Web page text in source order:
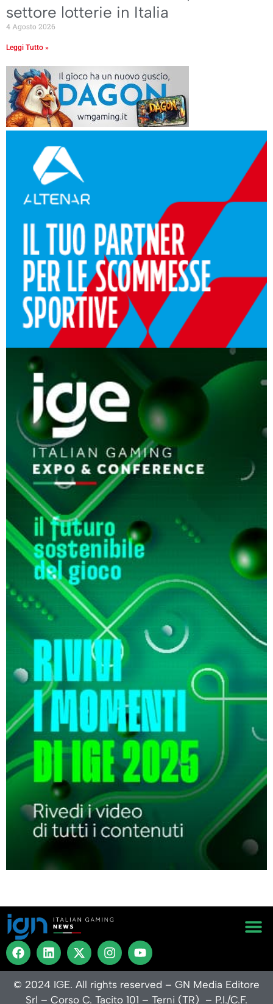
settore lotterie in Italia
4 Agosto 2026
Leggi Tutto »
© 2024 IGE. All rights reserved – GN Media Editore
Srl – Corso C. Tacito 101 – Terni (TR) – P.I./C.F.